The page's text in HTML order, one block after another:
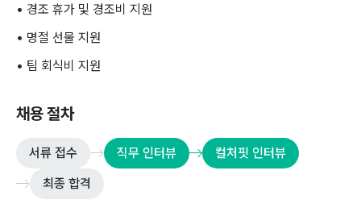
• 경조 휴가 및 경조비 지원
• 명절 선물 지원
• 팀 회식비 지원
채용 절차
서류 접수 직무 인터뷰
컬처핏 인터뷰
최종 합격